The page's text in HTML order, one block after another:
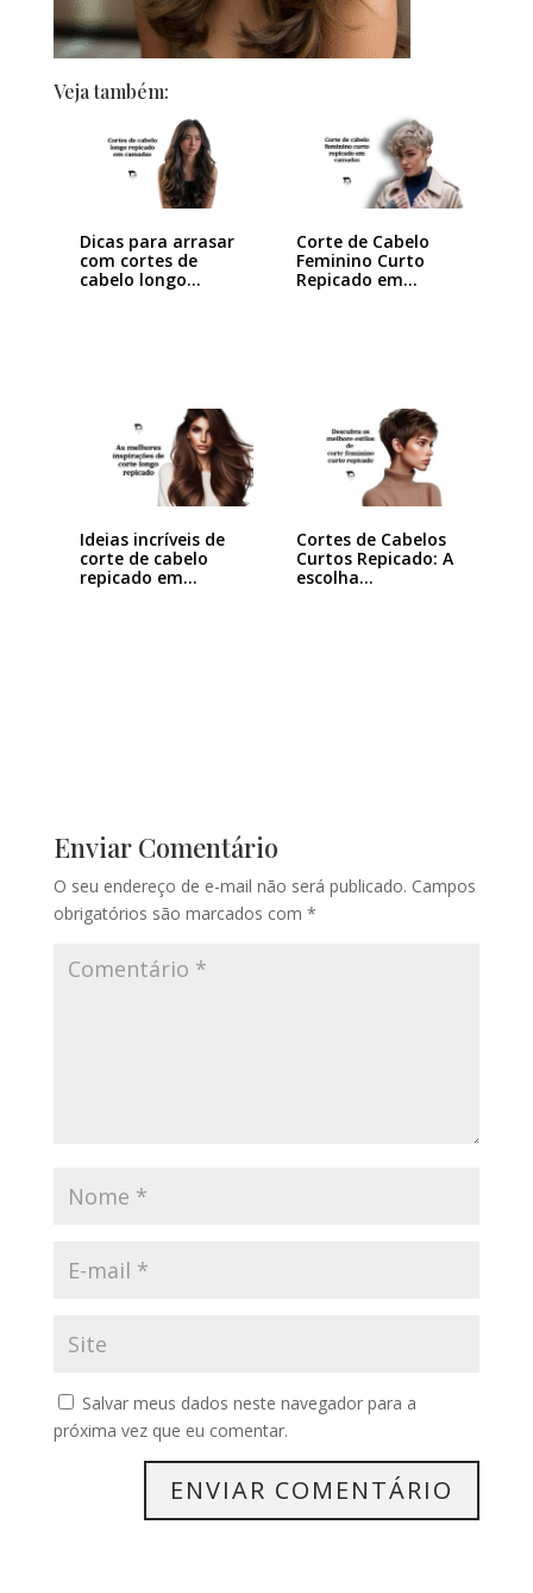
Veja também:
Dicas para arrasar
com cortes de
cabelo longo…
Corte de Cabelo
Feminino Curto
Repicado em
Ideias incríveis de
corte de cabelo
repicado em…
Cortes de Cabelos
Curtos Repicado: A
escolha…
Enviar Comentário
O seu endereço de e-mail não será publicado. Campos
obrigatórios são marcados com *
Salvar meus dados neste navegador para a
próxima vez que eu comentar.